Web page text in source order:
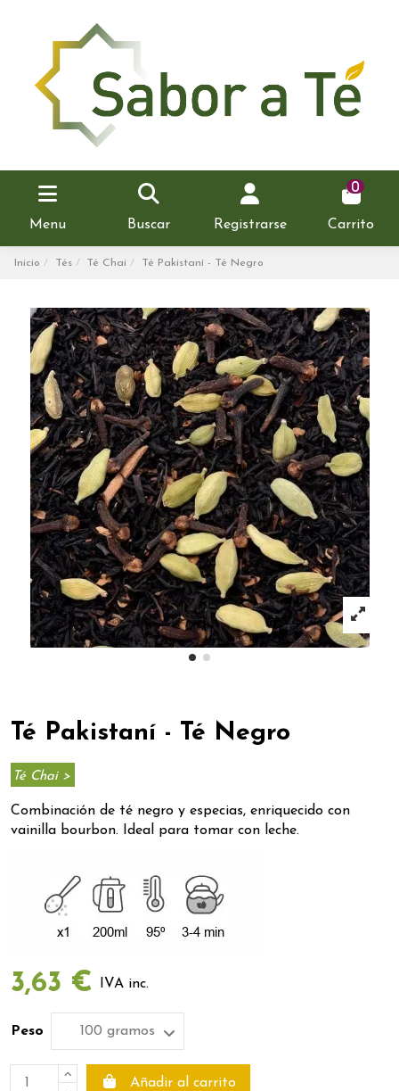
Menu Buscar Registrarse
0
Carrito
Inicio Tés Té Chai Té Pakistaní - Té Negro
Té Pakistaní - Té Negro
Té Chai >
Combinación de té negro y especias, enriquecido con
vainilla bourbon. Ideal para tomar con leche.
3,63 € IVA inc.
Peso
Añadir al carrito